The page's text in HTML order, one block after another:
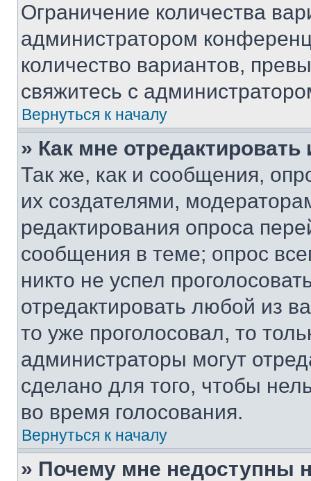
Ограничение количества
администратором
количество вариантов,
свяжитесь с
Вернуться к началу
» Как мне
Так же, как и сообщения,
их создателями,
редактирования опроса
сообщения в теме; опрос
никто не успел
отредактировать любой из
то уже проголосовал, то
администраторы могут
сделано для того, чтобы
во время голосования.
Вернуться к началу
» Почему мне недоступны